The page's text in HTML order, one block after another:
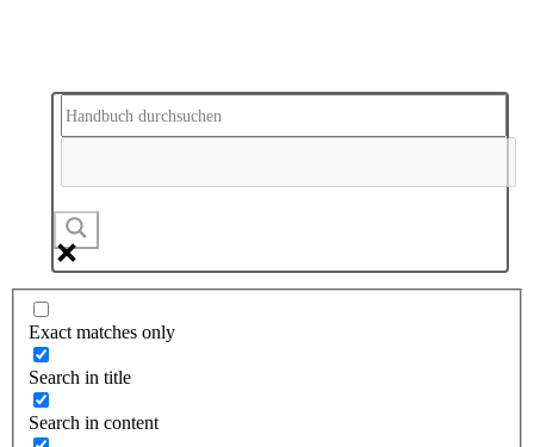
Exact matches only
Search in title
Search in content